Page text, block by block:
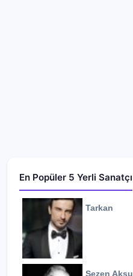
En Popüler 5 Yerli Sanatçı
Tarkan
Sezen Aksu